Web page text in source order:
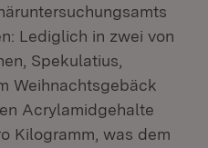
Lediglich in zwei von
Spekulatius,
Weihnachtsgebäck
Acrylamidgehalte
Kilogramm, was dem